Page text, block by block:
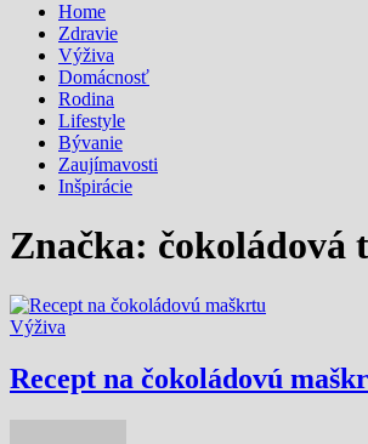
Home
Zdravie
Výživa
Domácnosť
Rodina
Lifestyle
Bývanie
Zaujímavosti
Inšpirácie
Značka: čokoládová
Výživa
Recept na čokoládovú